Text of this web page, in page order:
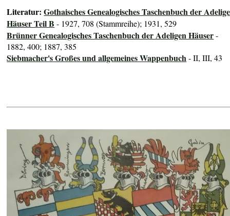
Literatur:Gothaisches Genealogisches Taschenbuch der
Häuser Teil B - 1927, 708 (Stammreihe); 1931, 529
Brünner Genealogisches Taschenbuch der Adeligen Häuser-
1882, 400; 1887, 385
Siebmacher's Großes und allgemeines Wappenbuch- II, III, 43